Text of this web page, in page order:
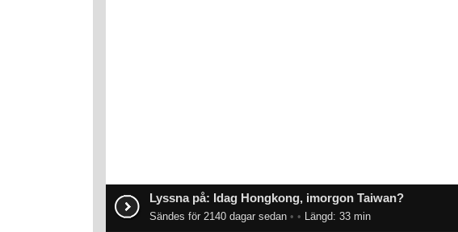
Lyssna på: Idag Hongkong, imorgon Taiwan?
Sändes för 2140 dagar sedan • • Längd: 33 min